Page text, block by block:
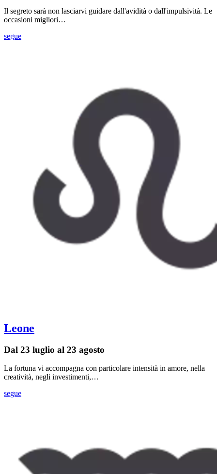
Il segreto sarà non lasciarvi guidare dall'avidità o dall'impulsività. Le
occasioni migliori…
segue
Leone
Dal 23 luglio al 23 agosto
La fortuna vi accompagna con particolare intensità in amore, nella
creatività, negli investimenti,…
segue